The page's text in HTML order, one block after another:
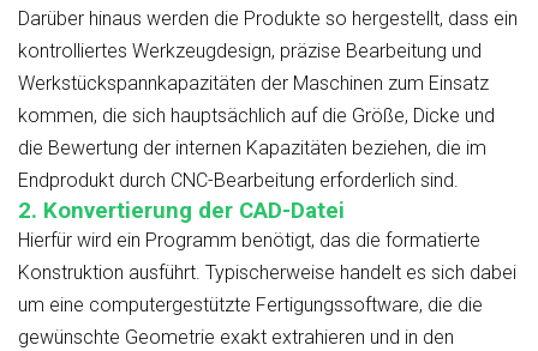
Darüber hinaus werden die Produkte so hergestellt, dass ein
kontrolliertes Werkzeugdesign, präzise Bearbeitung und
Werkstückspannkapazitäten der Maschinen zum Einsatz
kommen, die sich hauptsächlich auf die Größe, Dicke und
die Bewertung der internen Kapazitäten beziehen, die im
Endprodukt durch CNC-Bearbeitung erforderlich sind.
2. Konvertierung der CAD-Datei
Hierfür wird ein Programm benötigt, das die formatierte
Konstruktion ausführt. Typischerweise handelt es sich dabei
um eine computergestützte Fertigungssoftware, die die
gewünschte Geometrie exakt extrahieren und in den